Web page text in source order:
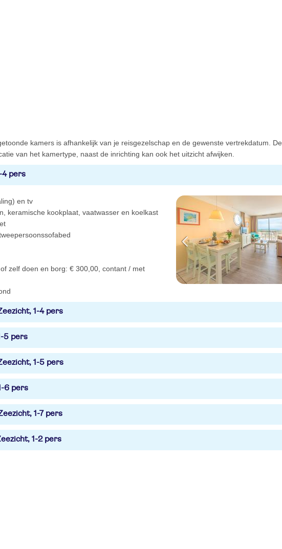
kamers is afhankelijk van je reisgezelschap en de gewenste vertrekdatum. De
van het kamertype, naast de inrichting kan ook het uitzicht afwijken.
4 pers
en tv
keramische kookplaat, vaatwasser en koelkast
zelf doen en borg: € 300,00, contant / met
1-4 pers
5 pers
1-5 pers
6 pers
1-7 pers
1-2 pers